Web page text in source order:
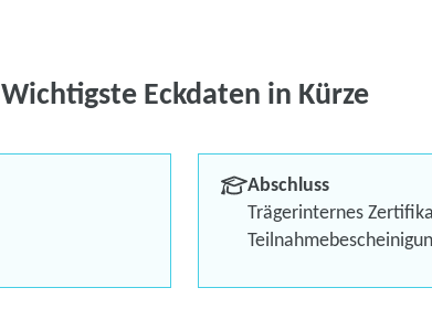
Berufliches Profil
Bis zu 100 % Förderung
Flexibel dank Live-Online-
Wichtigste Eckdaten in Kürze
Abschluss
Trägerinternes